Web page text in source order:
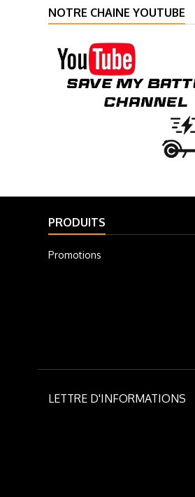
NOTRE CHAINE YOUTUBE
PRODUITS
Promotions
LETTRE D'INFORMATIONS